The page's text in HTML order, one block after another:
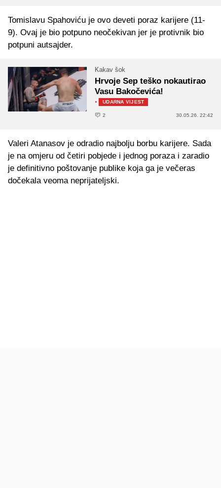
Tomislavu Spahoviću je ovo deveti poraz karijere (11-
9). Ovaj je bio potpuno neočekivan jer je protivnik bio
potpuni autsajder.
Kakav šok
Hrvoje Sep teško nokautirao
Vasu Bakočevića!
· UDARNA VIJEST
2 30.05.26. 22:42
Valeri Atanasov je odradio najbolju borbu karijere. Sada
je na omjeru od četiri pobjede i jednog poraza i zaradio
je definitivno poštovanje publike koja ga je večeras
dočekala veoma neprijateljski.